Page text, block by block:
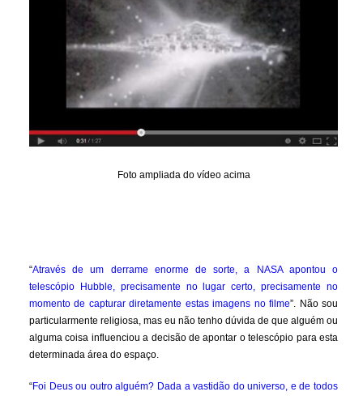
Foto ampliada do vídeo acima
“Através de um derrame enorme de sorte, a NASA apontou o
telescópio Hubble, precisamente no lugar certo, precisamente no
momento de capturar diretamente estas imagens no filme”. Não sou
particularmente religiosa, mas eu não tenho dúvida de que alguém ou
alguma coisa influenciou a decisão de apontar o telescópio para esta
determinada área do espaço.
“Foi Deus ou outro alguém? Dada a vastidão do universo, e de todos